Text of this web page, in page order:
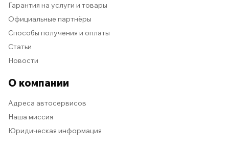
Гарантия на услуги и товары
Официальные партнёры
Способы получения и оплаты
Статьи
Новости
О компании
Адреса автосервисов
Наша миссия
Юридическая информация